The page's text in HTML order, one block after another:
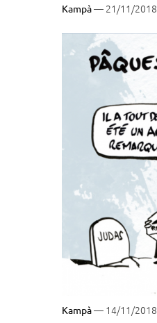
Kampà— 21/11/2018
Kampà— 14/11/2018